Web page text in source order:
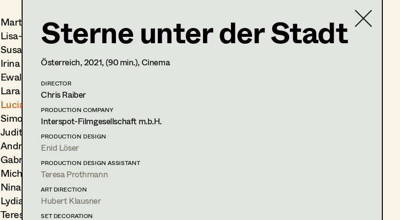
Martin Czerniak
Lisa-Mai Drapal
Susanne Eppensteiner
Irina Grebien
Ewald Grum
Lara Hofmann
Lucia (Lou) Jakubickova
Simone Kaltenbrunner
Judith Kerndl
Andrea Reitbauer
Gabriel Scheib
Michael Stegmüller
Nina Steinbach
Lydia Teibler
Teresa Wesely
Lucia (Lou) Jakubickova
Standby Props
1160Wien
PROFILE
Print profile
STANDBY PROP
2025 Dahlmanns letzte Bescherung
I. Braak, TV
K. Mückstein, TV
2025 Wenn das Licht gefriert
A. Prochaska, TV
Sterne unter der Stadt
Österreich,2021, (90 min.), Cinema
DIRECTOR
Chris Raiber
PRODUCTION COMPANY
Interspot-Filmgesellschaft m.b.H.
PRODUCTION DESIGN
Enid Löser
PRODUCTION DESIGN ASSISTANT
Teresa Prothmann
ART DIRECTION
Hubert Klausner
SET DECORATION